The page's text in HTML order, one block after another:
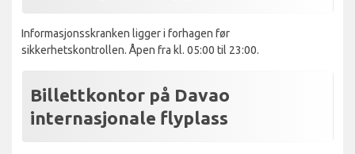
Informasjonsskranken ligger i forhagen før
sikkerhetskontrollen. Åpen fra kl. 05:00 til 23:00.
Billettkontor på Davao
internasjonale flyplass